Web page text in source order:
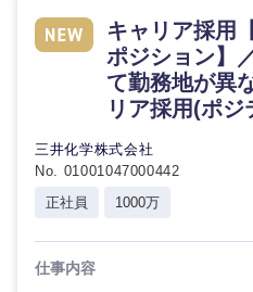
キャリア採用
ポジション】
て勤務地が異
リア採用(ポ
三井化学株式会社
No. 01001047000442
正社員
1000万
仕事内容